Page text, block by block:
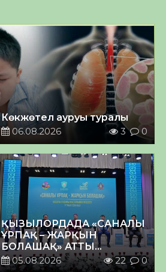
Көкжөтел ауруы туралы
06.08.2026
3 0
ҚЫЗЫЛОРДАДА «САНАЛЫ
ҰРПАҚ – ЖАРҚЫН
БОЛАШАҚ» АТТЫ
КЕҢЕЙТІЛГЕН МӘЖІЛІС
ӨТТІ
05.08.2026 22 0